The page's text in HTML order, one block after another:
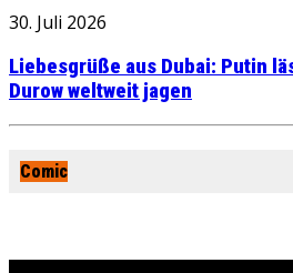
30. Juli 2026
Liebesgrüße aus Dubai: Putin
Durow weltweit jagen
Comic